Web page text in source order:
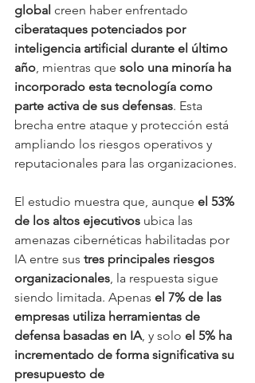
global creen haber enfrentado
ciberataques potenciados por
inteligencia artificial durante el último
año, mientras que solo una minoría ha
incorporado esta tecnología como
parte activa de sus defensas. Esta
brecha entre ataque y protección está
ampliando los riesgos operativos y
reputacionales para las organizaciones.
El estudio muestra que, aunque el 53%
de los altos ejecutivos ubica las
amenazas cibernéticas habilitadas por
IA entre sus tres principales riesgos
organizacionales, la respuesta sigue
siendo limitada. Apenas el 7% de las
empresas utiliza herramientas de
defensa basadas en IA, y solo el 5% ha
incrementado de forma significativa su
presupuesto de